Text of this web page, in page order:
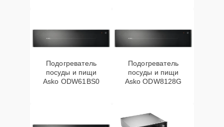
Подогреватель
посуды и пищи
Asko ODW61BS0
Подогреватель
посуды и пищи
Asko ODW8128G